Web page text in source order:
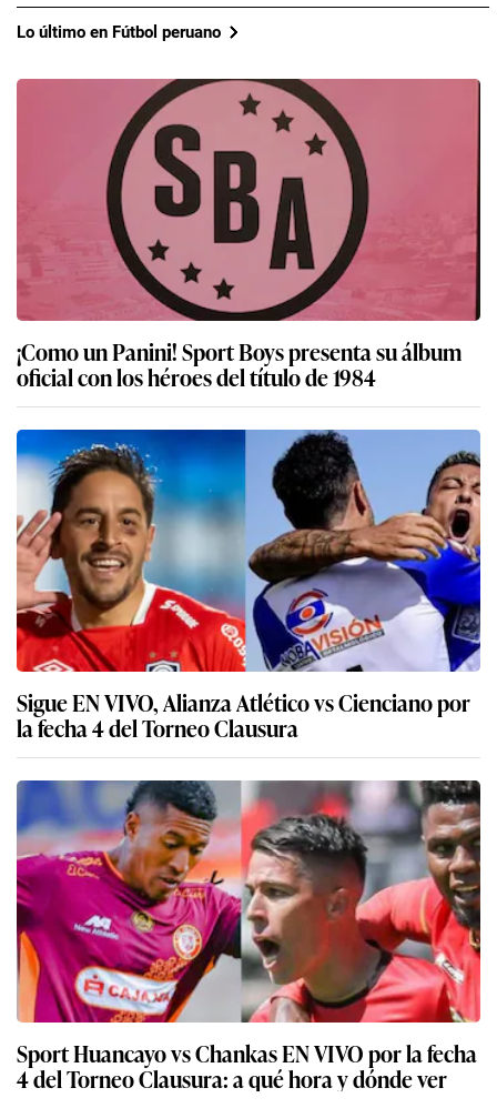
Lo último en Fútbol peruano
¡Como un Panini! Sport Boys presenta su álbum
oficial con los héroes del título de 1984
Sigue EN VIVO, Alianza Atlético vs Cienciano por
la fecha 4 del Torneo Clausura
Sport Huancayo vs Chankas EN VIVO por la fecha
4 del Torneo Clausura: a qué hora y dónde ver